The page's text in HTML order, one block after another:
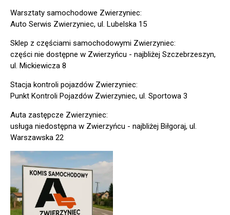
Warsztaty samochodowe Zwierzyniec:
Auto Serwis Zwierzyniec, ul. Lubelska 15
Sklep z częściami samochodowymi Zwierzyniec:
części nie dostępne w Zwierzyńcu - najbliżej Szczebrzeszyn,
ul. Mickiewicza 8
Stacja kontroli pojazdów Zwierzyniec:
Punkt Kontroli Pojazdów Zwierzyniec, ul. Sportowa 3
Auta zastępcze Zwierzyniec:
usługa niedostępna w Zwierzyńcu - najbliżej Biłgoraj, ul.
Warszawska 22